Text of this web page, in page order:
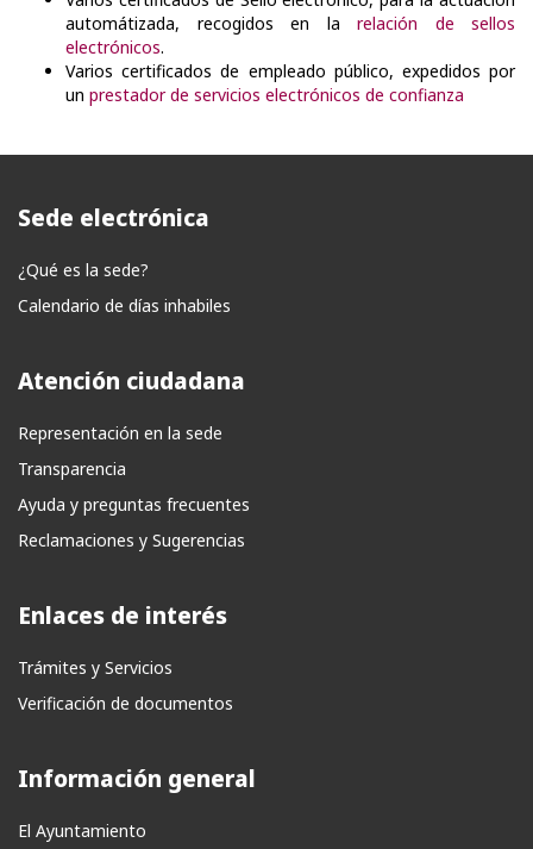
automátizada, recogidos en la relación de sellos
electrónicos.
Varios certificados de empleado público, expedidos por
un prestador de servicios electrónicos de confianza
Sede electrónica
¿Qué es la sede?
Calendario de días inhabiles
Atención ciudadana
Representación en la sede
Transparencia
Ayuda y preguntas frecuentes
Reclamaciones y Sugerencias
Enlaces de interés
Trámites y Servicios
Verificación de documentos
Información general
El Ayuntamiento